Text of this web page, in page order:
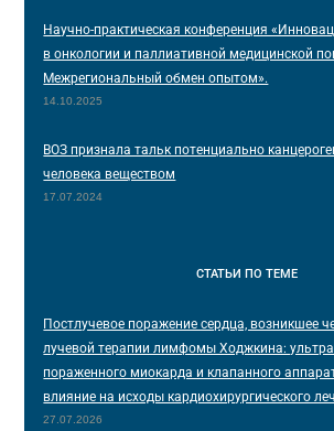
Научно-практическая конференция
в онкологии и паллиативной медицинской
Межрегиональный обмен опытом».
14.10.2025
ВОЗ признала тальк потенциально
человека веществом
17.07.2024
СТАТЬИ ПО ТЕМЕ
Постлучевое поражение сердца, возникшее
лучевой терапии лимфомы Ходжкина:
пораженного миокарда и клапанного
влияние на исходы кардиохирургического
27.07.2026